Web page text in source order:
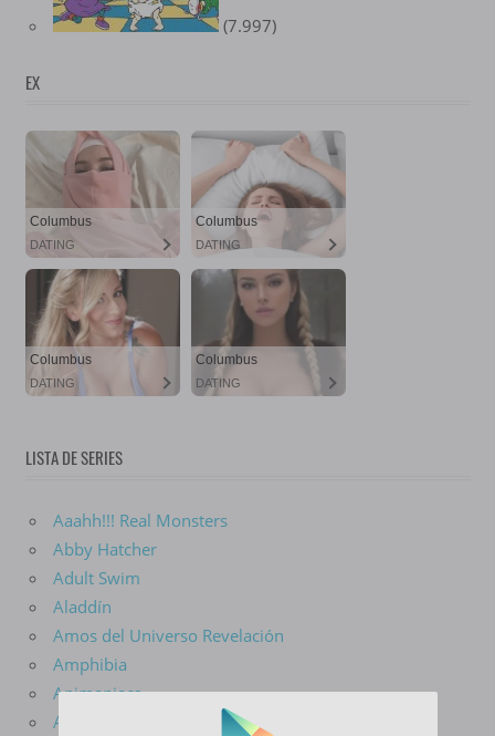
(7.997)
EX
LISTA DE SERIES
Aaahh!!! Real Monsters
Abby Hatcher
Adult Swim
Aladdín
Amos del Universo Revelación
Amphibia
Animaniacs
Aquaman